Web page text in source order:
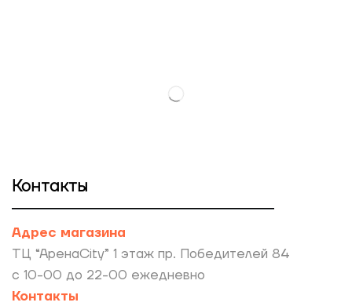
Контакты
Адрес магазина
ТЦ “АренаCity” 1 этаж пр. Победителей 84
с 10-00 до 22-00 ежедневно
Контакты